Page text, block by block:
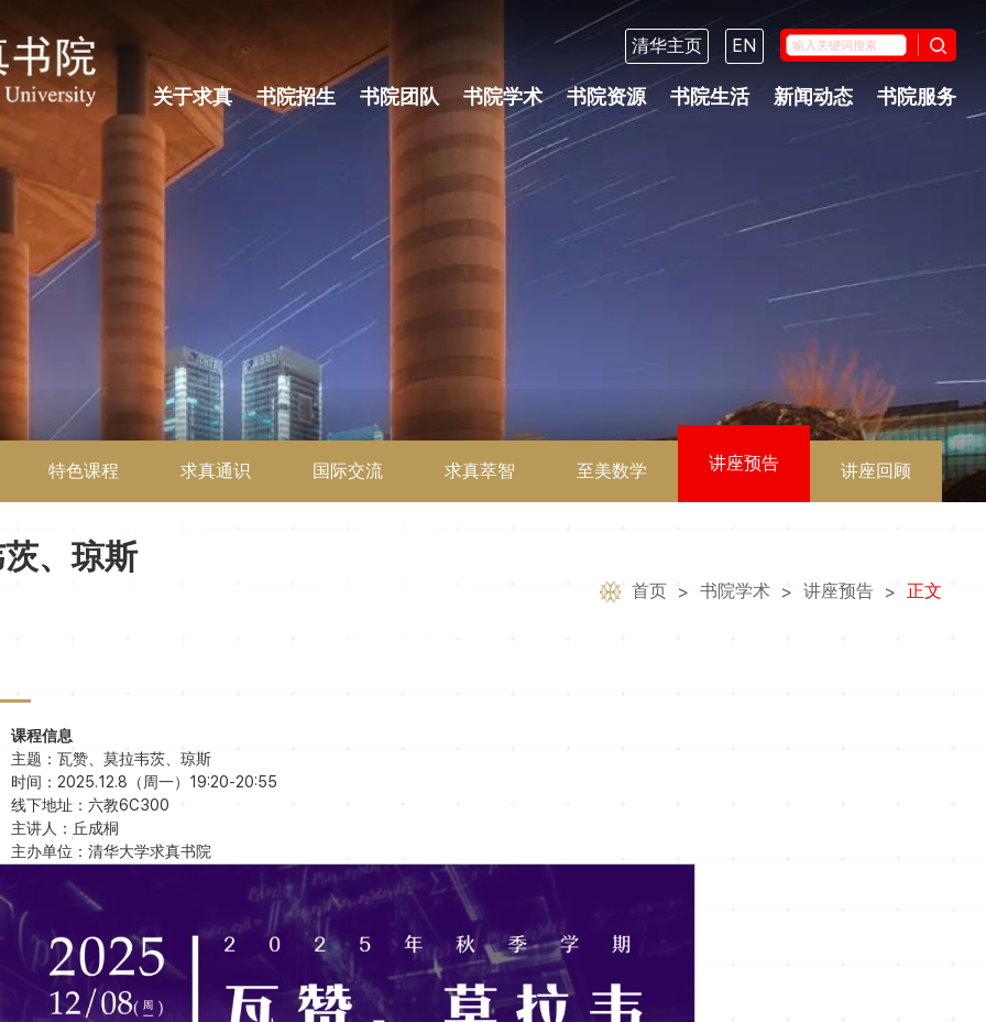
清华主页 EN
关于求真 书院招生 书院团队 书院学术 书院资源 书院生活 新闻动态 书院服务
特色课程 求真通识 国际交流 求真萃智 至美数学 讲座预告 讲座回顾
、琼斯
首页 > 书院学术 > 讲座预告 > 正文
课程信息
主题：瓦赞、莫拉韦茨、琼斯
时间：2025.12.8（周一）19:20-20:55
线下地址：六教6C300
主讲人：丘成桐
主办单位：清华大学求真书院